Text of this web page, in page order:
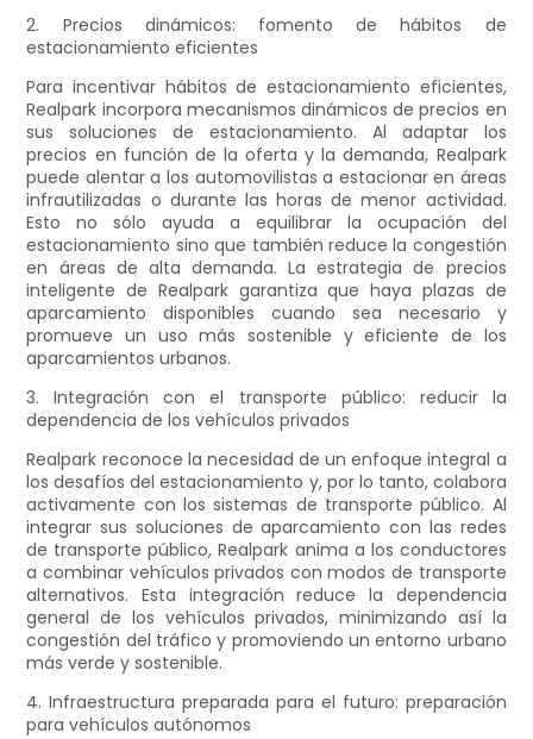
2. Precios dinámicos: fomento de hábitos de
estacionamiento eficientes
Para incentivar hábitos de estacionamiento eficientes,
Realpark incorpora mecanismos dinámicos de precios en
sus soluciones de estacionamiento. Al adaptar los
precios en función de la oferta y la demanda, Realpark
puede alentar a los automovilistas a estacionar en áreas
infrautilizadas o durante las horas de menor actividad.
Esto no sólo ayuda a equilibrar la ocupación del
estacionamiento sino que también reduce la congestión
en áreas de alta demanda. La estrategia de precios
inteligente de Realpark garantiza que haya plazas de
aparcamiento disponibles cuando sea necesario y
promueve un uso más sostenible y eficiente de los
aparcamientos urbanos.
3. Integración con el transporte público: reducir la
dependencia de los vehículos privados
Realpark reconoce la necesidad de un enfoque integral a
los desafíos del estacionamiento y, por lo tanto, colabora
activamente con los sistemas de transporte público. Al
integrar sus soluciones de aparcamiento con las redes
de transporte público, Realpark anima a los conductores
a combinar vehículos privados con modos de transporte
alternativos. Esta integración reduce la dependencia
general de los vehículos privados, minimizando así la
congestión del tráfico y promoviendo un entorno urbano
más verde y sostenible.
4. Infraestructura preparada para el futuro: preparación
para vehículos autónomos